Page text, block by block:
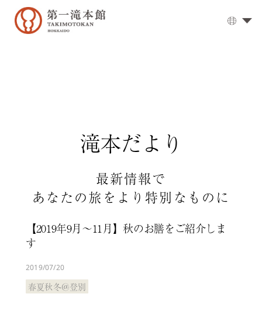
別
泉
の
過
滝本だより
最新情報で
あなたの旅をより特別なものに
【2019年9月～11月】秋のお膳をご紹介しま
す
2019/07/20
春夏秋冬＠登別